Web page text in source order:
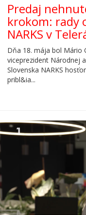
Predaj
krokom: rady
NARKS v
Dňa 18. mája bol Mário
viceprezident Národnej
Slovenska NARKS
pribl&ia...